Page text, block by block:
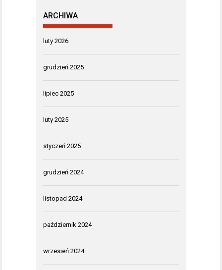
ARCHIWA
luty 2026
grudzień 2025
lipiec 2025
luty 2025
styczeń 2025
grudzień 2024
listopad 2024
październik 2024
wrzesień 2024